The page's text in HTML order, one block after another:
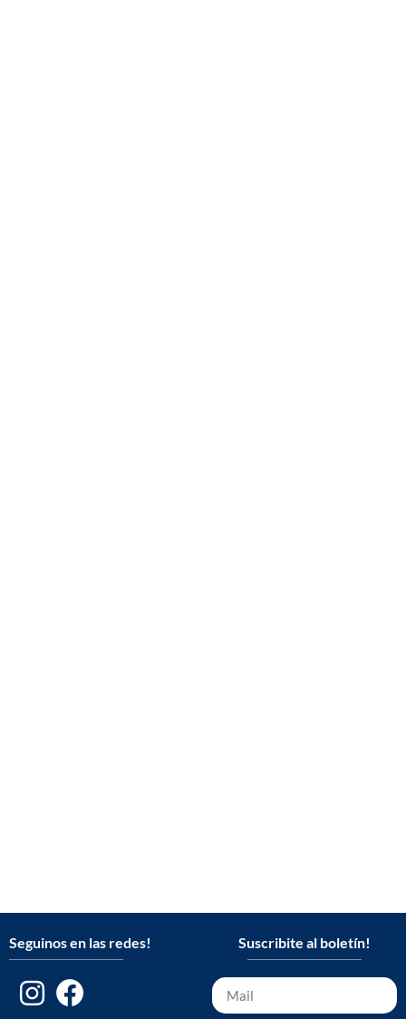
Suscribite al boletín!
Seguinos en las redes!